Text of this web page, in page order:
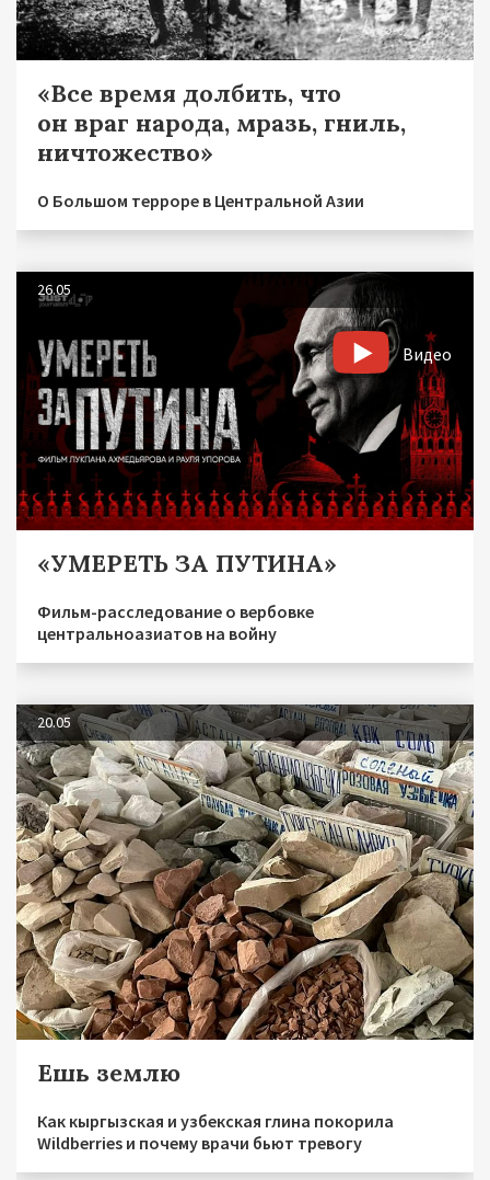
«Все время долбить, что
он враг народа, мразь, гниль,
ничтожество»
О Большом терроре в Центральной Азии
26.05
Видео
«УМЕРЕТЬ ЗА ПУТИНА»
Фильм-расследование о вербовке
центральноазиатов на войну
20.05
Ешь землю
Как кыргызская и узбекская глина покорила
Wildberries и почему врачи бьют тревогу